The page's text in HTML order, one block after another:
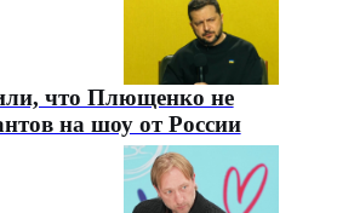
что Плющенко не
на шоу от России